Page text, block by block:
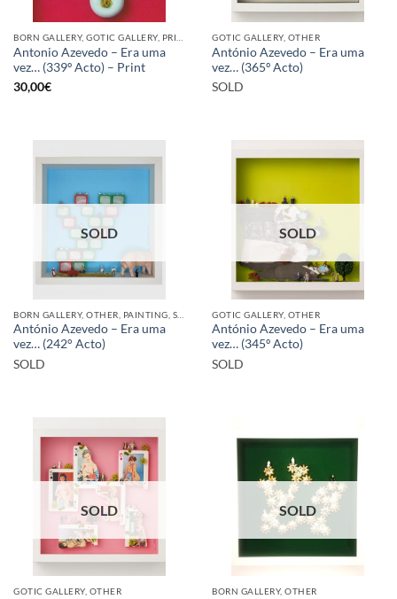
Antonio Azevedo – Era uma
vez… (339º Acto) – Print
30,00€
GOTIC GALLERY, OTHER
António Azevedo – Era uma
vez… (365º Acto)
SOLD
SOLD
António Azevedo – Era uma
vez… (242° Acto)
SOLD
SOLD
GOTIC GALLERY, OTHER
António Azevedo – Era uma
vez… (345º Acto)
SOLD
SOLD
GOTIC GALLERY, OTHER
SOLD
BORN GALLERY, OTHER